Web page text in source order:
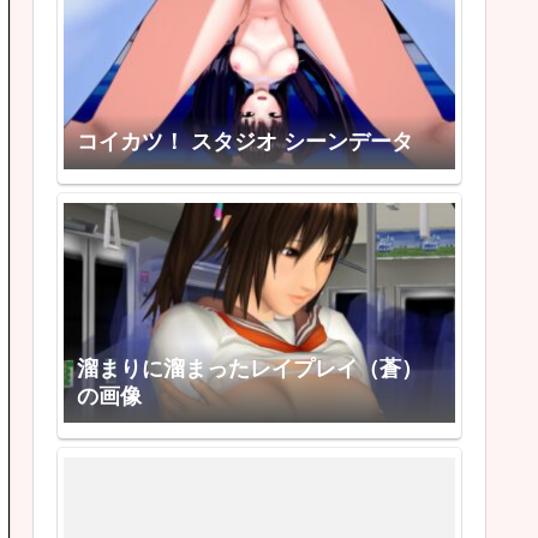
コイカツ！ スタジオ シーンデータ
溜まりに溜まったレイプレイ（蒼）
の画像